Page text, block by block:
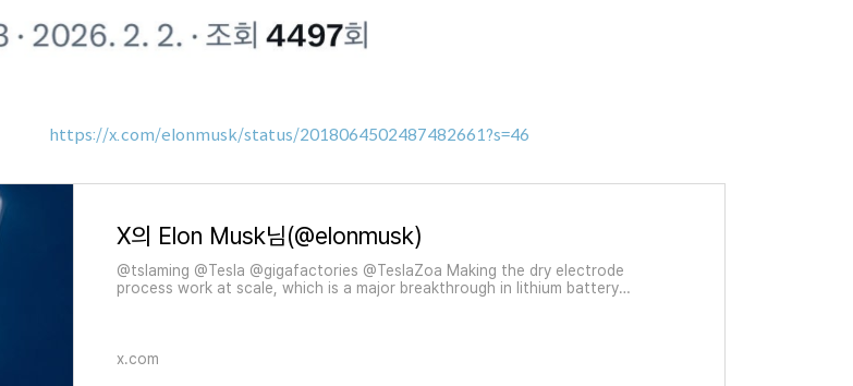
https://x.com/elonmusk/status/2018064502487482661?s=46
X의 Elon Musk님(@elonmusk)
@tslaming @Tesla @gigafactories @TeslaZoa Making the dry electrode
process work at scale, which is a major breakthrough in lithium battery
x.com